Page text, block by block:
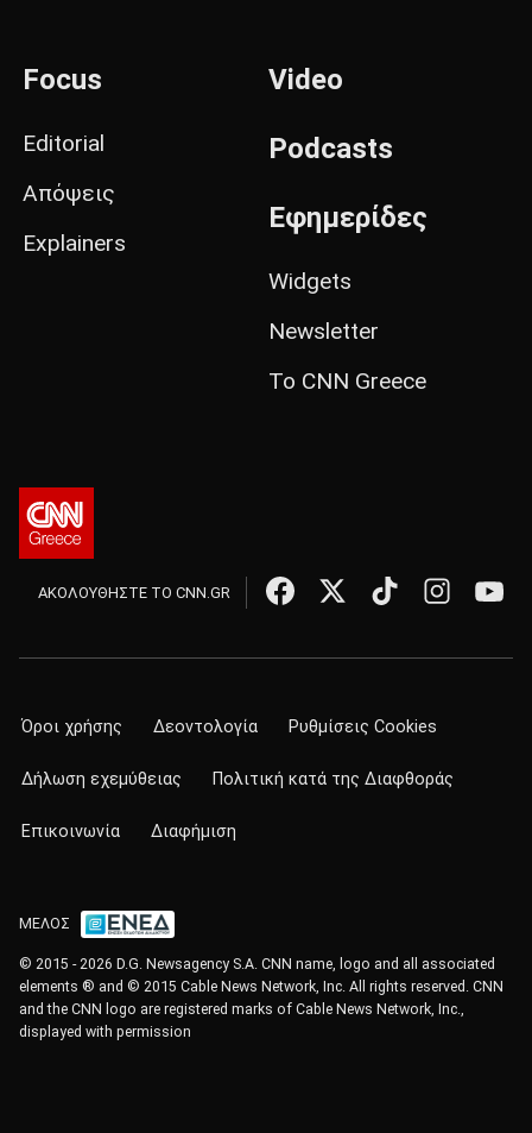
Focus
Editorial
Απόψεις
Explainers
Video
Podcasts
Εφημερίδες
Widgets
Newsletter
Το CNN Greece
ΑΚΟΛΟΥΘΗΣΤΕ ΤΟ CNN.GR
Όροι χρήσης Δεοντολογία Ρυθμίσεις Cookies
Δήλωση εχεμύθειας Πολιτική κατά της Διαφθοράς
Επικοινωνία Διαφήμιση
ΜΕΛΟΣ
© 2015 - 2026 D.G. Newsagency S.A. CNN name, logo and all associated
elements ® and © 2015 Cable News Network, Inc. All rights reserved. CNN
and the CNN logo are registered marks of Cable News Network, Inc.,
displayed with permission